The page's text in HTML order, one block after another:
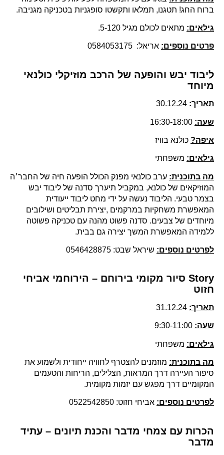
ברוח החג! תטגנו, תמלאו ותקשטו סופגניות בטכניקה מגניבה.
גילאים: מתאים לכולם מגיל 5-120.
פרטים נוספים: אריאל: 0584053175
ליבוד יבש והופעה של הרכב מוזיקלי כולנאי
מיוחד
תאריך:
שעה:
איפה? כולנא בוויז
גילאים: משפחתי
מה בתוכנית: ערב כולנאי מפנק הכולל הופעה חיה של החבר׳ה
המוזיקאים של כולנא, במקביל תיערך סדנה של ליבוד יבש
בצמר טבעי. הליבוד נעשה על ידי מחט ליבוד ייעודית
המאפשרת משחקיות במרקמים ,יצירת תבליטים ושילובים
מיוחדים של צבעים. סדנה פשוט מהנה עם טכניקה פשוטה
ללמידה המאפשרת המשך יצירה גם בבית.
לפרטים נוספים: שיראל שבט: 0546428875
Story סיור מקומי בירוחם – הירוחמי אביחי
חזוט
תאריך:
שעה:
גילאים: משפחתי
מה בתוכנית: מוזמנים להצטרף לחוויה ייחודית ולשמוע את
סיפור העיירה דרך המראות, הצלילים, הריחות והטעמים
המקומיים דרך מפגש עם יזמות מקומית.
לפרטים נוספים: אביחי חזוט: 0522542850
הכרות עם צמחי מדבר והכנת תיונים – עתיד
מדבר